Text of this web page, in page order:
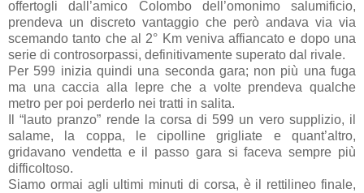
offertogli dall’amico Colombo dell’omonimo salumificio,
prendeva un discreto vantaggio che però andava via via
scemando tanto che al 2° Km veniva affiancato e dopo una
serie di controsorpassi, definitivamente superato dal rivale.
Per 599 inizia quindi una seconda gara; non più una fuga
ma una caccia alla lepre che a volte prendeva qualche
metro per poi perderlo nei tratti in salita.
Il “lauto pranzo” rende la corsa di 599 un vero supplizio, il
salame, la coppa, le cipolline grigliate e quant’altro,
gridavano vendetta e il passo gara si faceva sempre più
difficoltoso.
Siamo ormai agli ultimi minuti di corsa, è il rettilineo finale,